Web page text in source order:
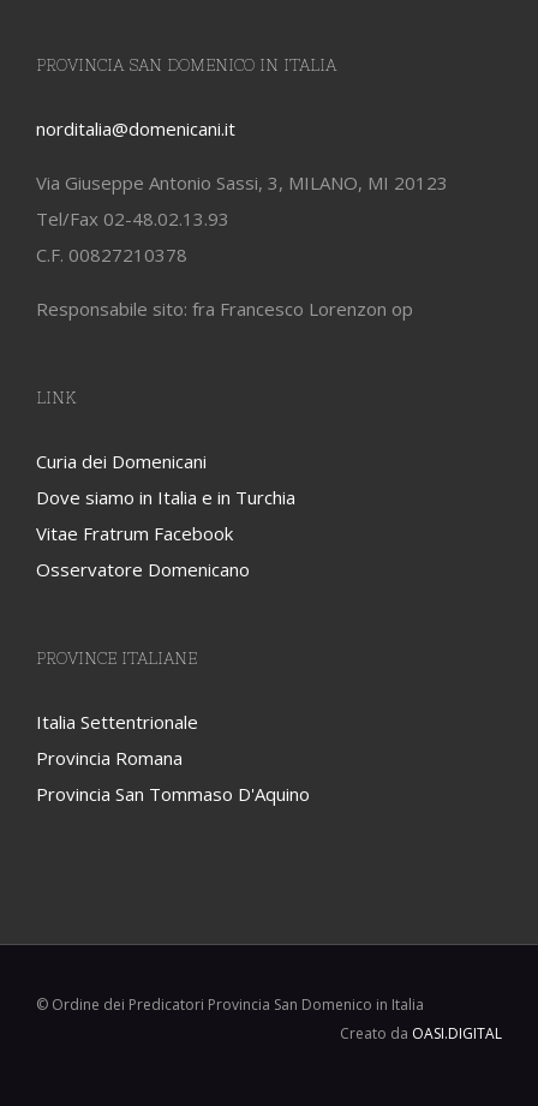
PROVINCIA SAN DOMENICO IN ITALIA
norditalia@domenicani.it
Via Giuseppe Antonio Sassi, 3, MILANO, MI 20123
Tel/Fax 02-48.02.13.93
C.F. 00827210378
Responsabile sito: fra Francesco Lorenzon op
LINK
Curia dei Domenicani
Dove siamo in Italia e in Turchia
Vitae Fratrum Facebook
Osservatore Domenicano
PROVINCE ITALIANE
Italia Settentrionale
Provincia Romana
Provincia San Tommaso D'Aquino
© Ordine dei Predicatori Provincia San Domenico in Italia
Creato da OASI.DIGITAL